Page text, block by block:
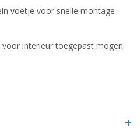
voetje voor snelle montage .
interieur toegepast mogen